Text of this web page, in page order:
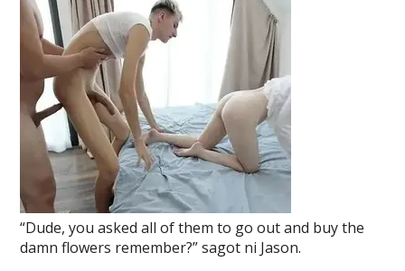
“Dude, you asked all of them to go out and buy the
damn flowers remember?” sagot ni Jason.